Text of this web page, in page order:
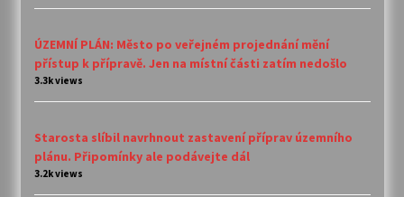
ÚZEMNÍ PLÁN: Město po veřejném projednání mění
přístup k přípravě. Jen na místní části zatím nedošlo
3.3k views
Starosta slíbil navrhnout zastavení příprav územního
plánu. Připomínky ale podávejte dál
3.2k views